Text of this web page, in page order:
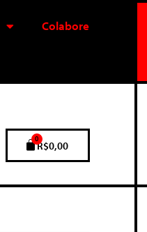
Colabore
R$0,00
0